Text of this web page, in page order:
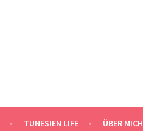
TUNESIEN LIFE ÜBER MICH